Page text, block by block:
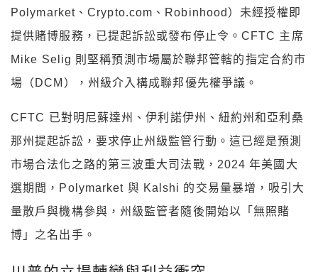
Polymarket、Crypto.com、Robinhood）未經授權即
提供賭博服務，已提起訴訟或發布停止令。CFTC 主席
Mike Selig 則堅稱預測市場屬於聯邦管轄的指定合約市
場（DCM），州級介入構成聯邦優先權爭議。
CFTC 已對明尼蘇達州、伊利諾伊州、紐約州和亞利桑
那州提起訴訟，要求停止州級監管行動。這已經是預測
市場合法化之路的第三波重大司法戰，2024 年美國大
選期間，Polymarket 與 Kalshi 的交易量暴增，吸引大
量散戶與機構參與，州級監管者隨後開始以「無照賭
博」之名出手。